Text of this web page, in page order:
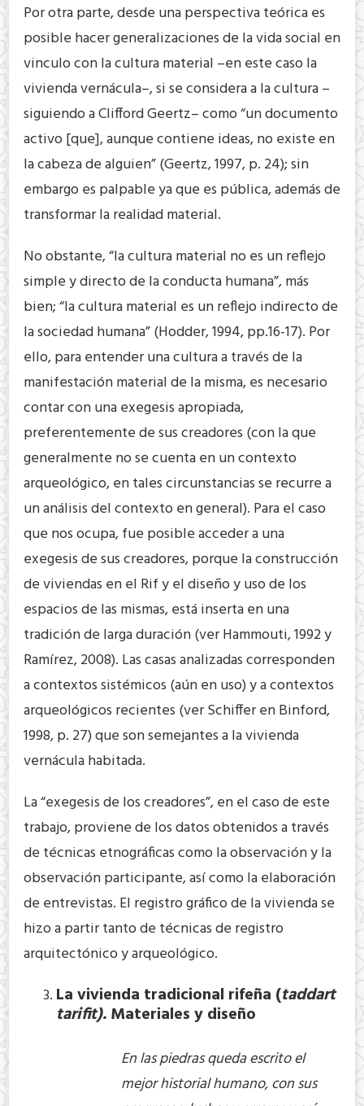
Por otra parte, desde una perspectiva teórica es
posible hacer generalizaciones de la vida social en
vinculo con la cultura material –en este caso la
vivienda vernácula–, si se considera a la cultura –
siguiendo a Clifford Geertz– como “un documento
activo [que], aunque contiene ideas, no existe en
la cabeza de alguien” (Geertz, 1997, p. 24); sin
embargo es palpable ya que es pública, además de
transformar la realidad material.
No obstante, “la cultura material no es un reflejo
simple y directo de la conducta humana”, más
bien; “la cultura material es un reflejo indirecto de
la sociedad humana” (Hodder, 1994, pp.16-17). Por
ello, para entender una cultura a través de la
manifestación material de la misma, es necesario
contar con una exegesis apropiada,
preferentemente de sus creadores (con la que
generalmente no se cuenta en un contexto
arqueológico, en tales circunstancias se recurre a
un análisis del contexto en general). Para el caso
que nos ocupa, fue posible acceder a una
exegesis de sus creadores, porque la construcción
de viviendas en el Rif y el diseño y uso de los
espacios de las mismas, está inserta en una
tradición de larga duración (ver Hammouti, 1992 y
Ramírez, 2008). Las casas analizadas corresponden
a contextos sistémicos (aún en uso) y a contextos
arqueológicos recientes (ver Schiffer en Binford,
1998, p. 27) que son semejantes a la vivienda
vernácula habitada.
La “exegesis de los creadores”, en el caso de este
trabajo, proviene de los datos obtenidos a través
de técnicas etnográficas como la observación y la
observación participante, así como la elaboración
de entrevistas. El registro gráfico de la vivienda se
hizo a partir tanto de técnicas de registro
arquitectónico y arqueológico.
La vivienda tradicional rifeña (taddart
tarifit).Materiales y diseño
En las piedras queda escrito el
mejor historial humano, con sus